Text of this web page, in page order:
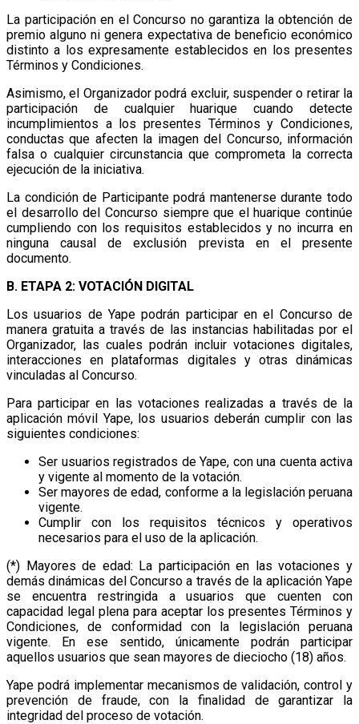
La participación en el Concurso no garantiza la obtención de
premio alguno ni genera expectativa de beneficio económico
distinto a los expresamente establecidos en los presentes
Términos y Condiciones.
Asimismo, el Organizador podrá excluir, suspender o retirar la
participación de cualquier huarique cuando detecte
incumplimientos a los presentes Términos y Condiciones,
conductas que afecten la imagen del Concurso, información
falsa o cualquier circunstancia que comprometa la correcta
ejecución de la iniciativa.
La condición de Participante podrá mantenerse durante todo
el desarrollo del Concurso siempre que el huarique continúe
cumpliendo con los requisitos establecidos y no incurra en
ninguna causal de exclusión prevista en el presente
documento.
B. ETAPA 2: VOTACIÓN DIGITAL
Los usuarios de Yape podrán participar en el Concurso de
manera gratuita a través de las instancias habilitadas por el
Organizador, las cuales podrán incluir votaciones digitales,
interacciones en plataformas digitales y otras dinámicas
vinculadas al Concurso.
Para participar en las votaciones realizadas a través de la
aplicación móvil Yape, los usuarios deberán cumplir con las
siguientes condiciones:
Ser usuarios registrados de Yape, con una cuenta activa
y vigente al momento de la votación.
Ser mayores de edad, conforme a la legislación peruana
vigente.
Cumplir con los requisitos técnicos y operativos
necesarios para el uso de la aplicación.
(*) Mayores de edad: La participación en las votaciones y
demás dinámicas del Concurso a través de la aplicación Yape
se encuentra restringida a usuarios que cuenten con
capacidad legal plena para aceptar los presentes Términos y
Condiciones, de conformidad con la legislación peruana
vigente. En ese sentido, únicamente podrán participar
aquellos usuarios que sean mayores de dieciocho (18) años.
Yape podrá implementar mecanismos de validación, control y
prevención de fraude, con la finalidad de garantizar la
integridad del proceso de votación.